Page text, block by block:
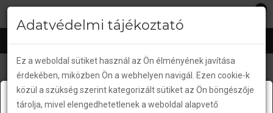
0
Csomagautomata hibák!
Adatvédelmi tájékoztató
Ez a weboldal sütiket használ az Ön élményének javítása
érdekében, miközben Ön a webhelyen navigál. Ezen cookie-k
közül a szükség szerint kategorizált sütiket az Ön böngészője
tárolja, mivel elengedhetetlenek a weboldal alapvető